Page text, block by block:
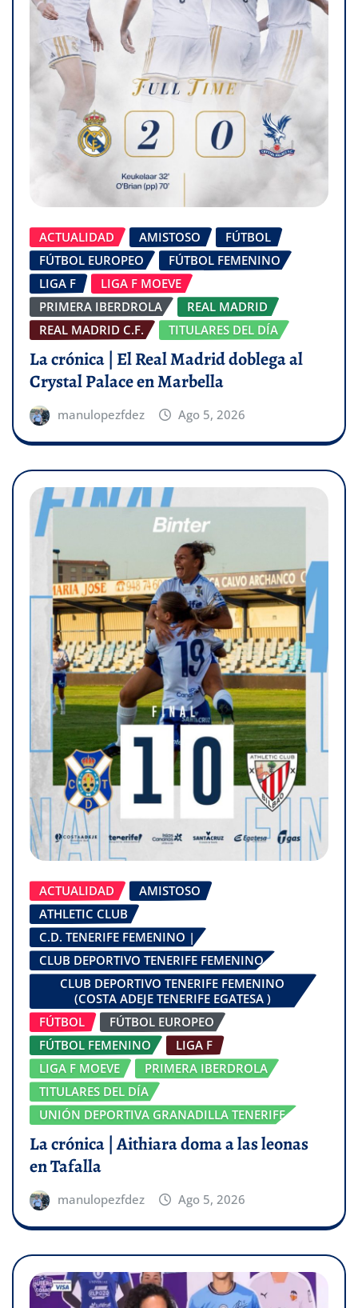
ACTUALIDAD AMISTOSO
FÚTBOL
FÚTBOL EUROPEO
FÚTBOL FEMENINO
LIGA F
LIGA F MOEVE
PRIMERA IBERDROLA
REAL MADRID
REAL MADRID C.F.
TITULARES DEL DÍA
La crónica | El Real Madrid doblega al
Crystal Palace en Marbella
manulopezfdez Ago 5, 2026
ACTUALIDAD
AMISTOSO
ATHLETIC CLUB
C.D. TENERIFE FEMENINO |
CLUB DEPORTIVO TENERIFE FEMENINO
CLUB DEPORTIVO TENERIFE FEMENINO
(COSTA ADEJE TENERIFE EGATESA )
FÚTBOL
FÚTBOL EUROPEO
FÚTBOL FEMENINO
LIGA F
LIGA F MOEVE
PRIMERA IBERDROLA
TITULARES DEL DÍA
UNIÓN DEPORTIVA GRANADILLA TENERIFE
La crónica | Aithiara doma a las leonas
en Tafalla
manulopezfdez Ago 5, 2026